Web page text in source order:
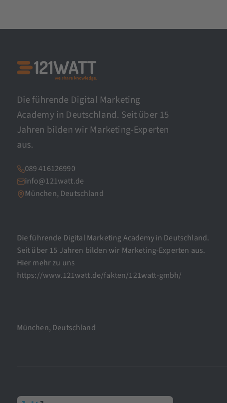
Die führende Digital Marketing
Academy in Deutschland. Seit über 15
Jahren bilden wir Marketing-Experten
aus.
089 416126990
info@121watt.de
München, Deutschland
Die führende Digital Marketing Academy in Deutschland.
Seit über 15 Jahren bilden wir Marketing-Experten aus.
Hier mehr zu uns
https://www.121watt.de/fakten/121watt-gmbh/
München, Deutschland